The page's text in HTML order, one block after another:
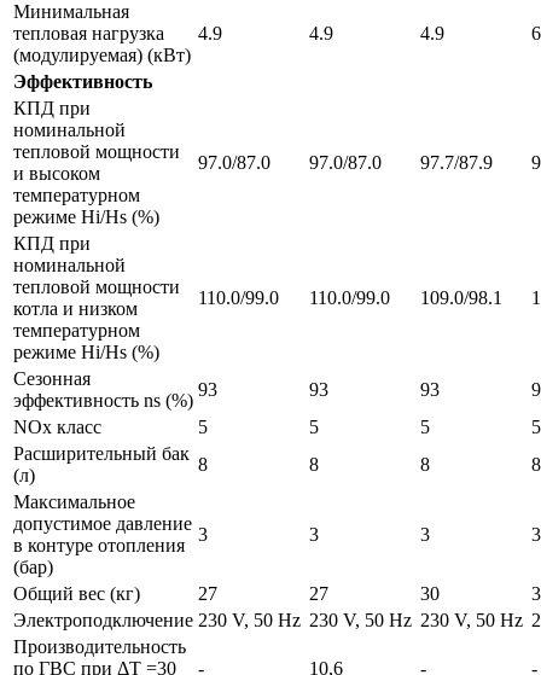
Минимальная
тепловая нагрузка
(модулируемая) (кВт)
4.9 4.9 4.9
Эффективность
КПД при
номинальной
тепловой мощности
и высоком
температурном
режиме Hi/Hs (%)
97.0/87.0 97.0/87.0 97.7/87.9
КПД при
номинальной
тепловой мощности
котла и низком
температурном
режиме Hi/Hs (%)
110.0/99.0 110.0/99.0 109.0/98.1
Сезонная
эффективность ns (%)
93 93 93
NOx класс
5 5 5
5
Расширительный бак
(л)
8 8 8
8
Максимальное
допустимое давление
в контуре отопления
(бар)
3 3 3 3
Общий вес (кг) 27 27 30
Электроподключение 230 V, 50 Hz 230 V, 50 Hz 230 V, 50 Hz
Производительность
по ГВС при ΔТ =30
- 10,6 - -